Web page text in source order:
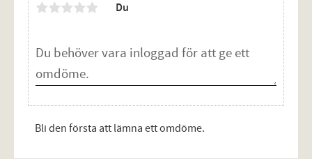
Du
Bli den första att lämna ett omdöme.